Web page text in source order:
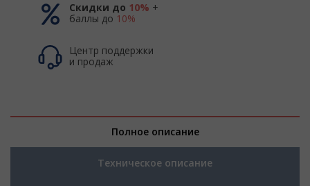
Скидки до 10% +
баллы до 10%
Центр поддержки
и продаж
Полное описание
Техническое описание